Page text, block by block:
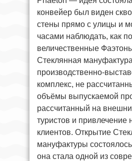
конвейер был виден
стены прямо с улицы и
часами наблюдать, как
величественные
Стеклянная
производственно-
комплекс, не
объёмы выпускаемой
рассчитанный на
туристов и привлечение
клиентов. Открытие
мануфактуры
она стала одной из